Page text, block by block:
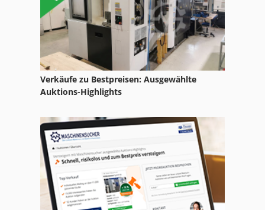
Stichsäge
Stossmesser
Stufenschieber
Stähleschleifmaschine
Sägemaschine
Trennschleifer
Trennschleifer Stihl
Verkäufe zu Bestpreisen: Ausgewählte
Auktions-Highlights